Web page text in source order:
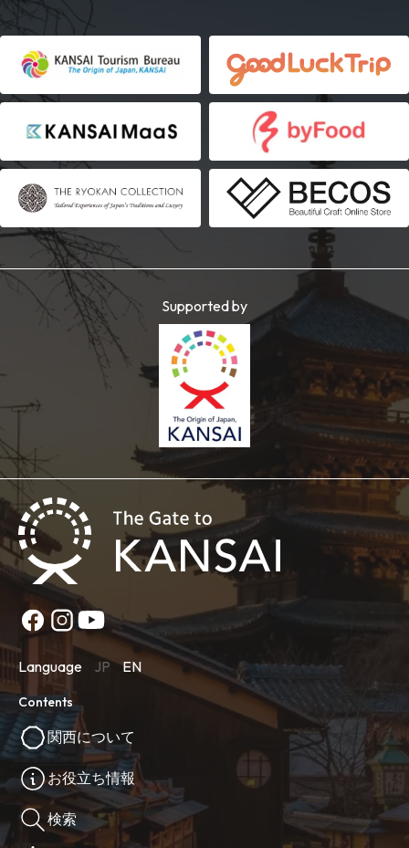
Supported by
Language JP EN
Contents
関西について
お役立ち情報
検索